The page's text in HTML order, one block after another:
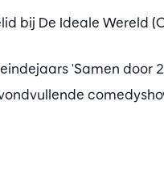
bij De Ideale Wereld
'Samen door